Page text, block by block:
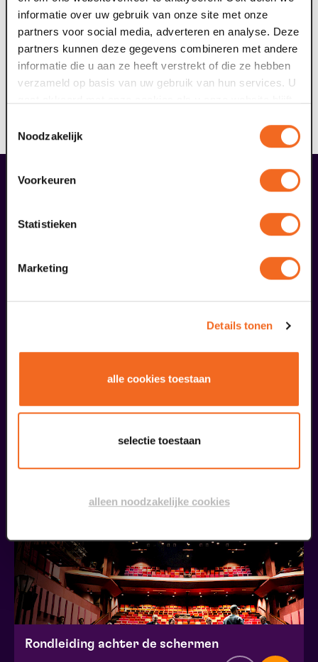
informatie over uw gebruik van onze site met onze
partners voor social media, adverteren en analyse. Deze
partners kunnen deze gegevens combineren met andere
informatie die u aan ze heeft verstrekt of die ze hebben
verzameld op basis van uw gebruik van hun services. U
Noodzakelijk
Voorkeuren
Statistieken
Marketing
Details tonen
alle cookies toestaan
selectie toestaan
alleen noodzakelijke cookies
een groot verschil maken, zonder dat je
smaakpapillen er iets van merken.
Samen genieten – Want in Italië draait alles om
samen lachen, proeven en het leven vieren.
Waar:
Villa Flora, Villafloraweg 1, 5928 SZ Venlo
liefhebbers bestelden ook...
26
Silverfood Universum
13
september
Rondleiding achter de schermen